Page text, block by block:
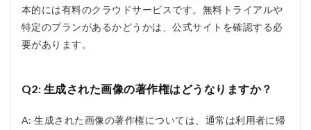
本的には有料のクラウドサービスです。無料トライアルや
特定のプランがあるかどうかは、公式サイトを確認する必
要があります。
Q2: 生成された画像の著作権はどうなりますか？
A: 生成された画像の著作権については、通常は利用者に帰